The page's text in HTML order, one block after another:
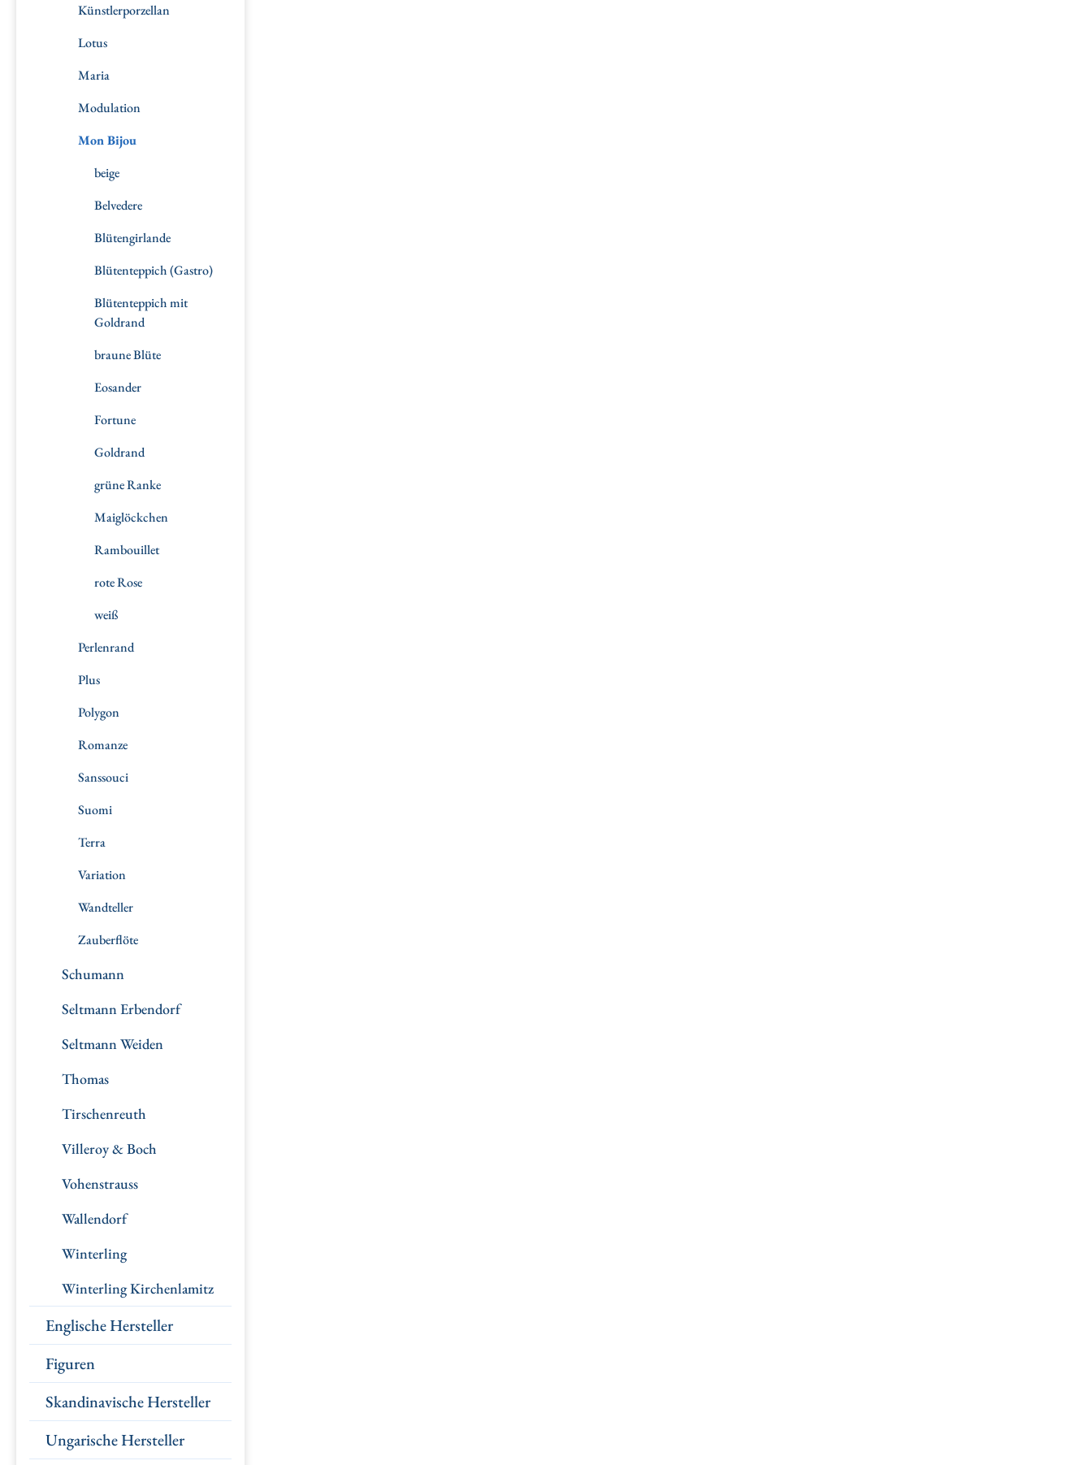
Künstlerporzellan
Lotus
Maria
Modulation
Mon Bijou
beige
Belvedere
Blütengirlande
Blütenteppich (Gastro)
Blütenteppich mit
Goldrand
braune Blüte
Eosander
Fortune
Goldrand
grüne Ranke
Maiglöckchen
Rambouillet
rote Rose
weiß
Perlenrand
Plus
Polygon
Romanze
Sanssouci
Suomi
Terra
Variation
Wandteller
Zauberflöte
Schumann
Seltmann Erbendorf
Seltmann Weiden
Thomas
Tirschenreuth
Villeroy & Boch
Vohenstrauss
Wallendorf
Winterling
Winterling Kirchenlamitz
Englische Hersteller
Figuren
Skandinavische Hersteller
Ungarische Hersteller